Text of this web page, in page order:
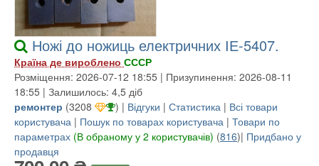
Ножі до ножиць електричних ІЕ-5407.
Країна де вироблено СССР
Розміщення: 2026-07-12 18:55 | Призупинення: 2026-08-11
18:55 | Залишилось: 4,5 діб
ремонтер (3208 ) | Відгуки | Статистика | Всі товари
користувача | Пошук по товарах користувача | Товари по
параметрах (В обраному у 2 користувачів) (816)| Придбано у
продавця